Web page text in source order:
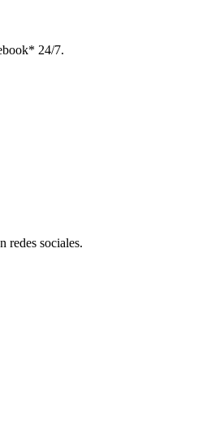
24/7.
redes sociales.